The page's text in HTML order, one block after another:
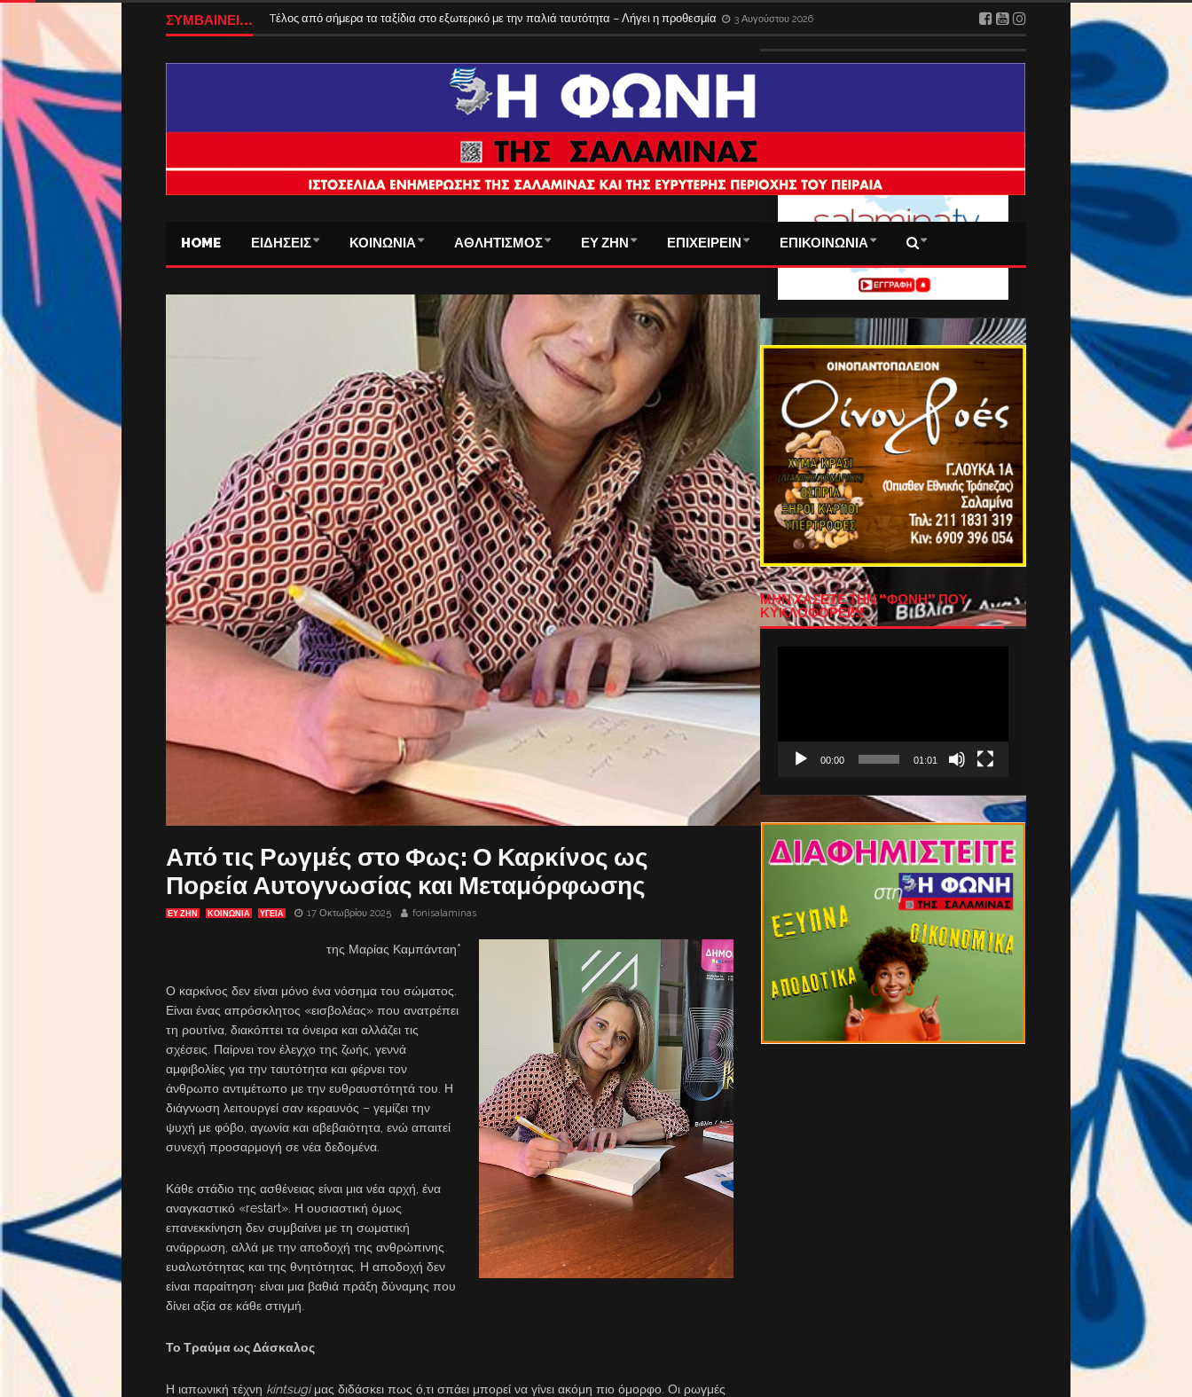
ΣΥΜΒΑΙΝΕΙ... Tέλος από σήμερα τα ταξίδια στο εξωτερικό με την παλιά ταυτότητα – Λήγει η προθεσμία 3 Αυγούστου 2026
HOME ΕΙΔΗΣΕΙΣ ΚΟΙΝΩΝΙΑ ΑΘΛΗΤΙΣΜΟΣ ΕΥ ΖΗΝ ΕΠΙΧΕΙΡΕΙΝ ΕΠΙΚΟΙΝΩΝΙΑ
Από τις Ρωγμές στο Φως: Ο Καρκίνος ως
Πορεία Αυτογνωσίας και Μεταμόρφωσης
ΕΥ ΖΗΝ ΚΟΙΝΩΝΙΑ ΥΓΕΙΑ 17 Οκτωβρίου 2025 fonisalaminas
της Μαρίας Καμπάνταη*
Ο καρκίνος δεν είναι μόνο ένα νόσημα του σώματος.
Είναι ένας απρόσκλητος «εισβολέας» που ανατρέπει
τη ρουτίνα, διακόπτει τα όνειρα και αλλάζει τις
σχέσεις. Παίρνει τον έλεγχο της ζωής, γεννά
αμφιβολίες για την ταυτότητα και φέρνει τον
άνθρωπο αντιμέτωπο με την ευθραυστότητά του. Η
διάγνωση λειτουργεί σαν κεραυνός – γεμίζει την
ψυχή με φόβο, αγωνία και αβεβαιότητα, ενώ απαιτεί
συνεχή προσαρμογή σε νέα δεδομένα.
Κάθε στάδιο της ασθένειας είναι μια νέα αρχή, ένα
αναγκαστικό «restart». Η ουσιαστική όμως
επανεκκίνηση δεν συμβαίνει με τη σωματική
ανάρρωση, αλλά με την αποδοχή της ανθρώπινης
ευαλωτότητας και της θνητότητας. Η αποδοχή δεν
είναι παραίτηση· είναι μια βαθιά πράξη δύναμης που
δίνει αξία σε κάθε στιγμή.
Το Τραύμα ως Δάσκαλος
Η ιαπωνική τέχνη kintsugiμας διδάσκει πως ό,τι σπάει μπορεί να γίνει ακόμη πιο όμορφο. Οι ρωγμές
ΜΗΝ ΧΑΣΕΤΕ ΤΗΝ “ΦΩΝΗ” ΠΟΥ
ΚΥΚΛΟΦΟΡΕΙ!!!
00:00 01:01